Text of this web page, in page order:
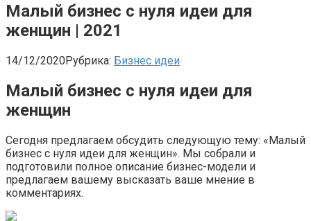
Малый бизнес с нуля идеи для
женщин | 2021
14/12/2020Рубрика: Бизнес идеи
Малый бизнес с нуля идеи для
женщин
Сегодня предлагаем обсудить следующую тему: «Малый
бизнес с нуля идеи для женщин». Мы собрали и
подготовили полное описание бизнес-модели и
предлагаем вашему высказать ваше мнение в
комментариях.